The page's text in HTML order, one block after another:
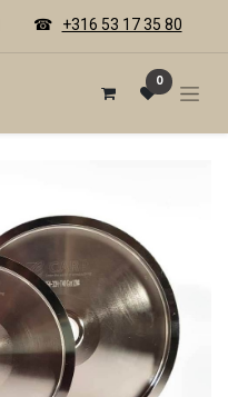
☎ +316 53 17 35 80
0